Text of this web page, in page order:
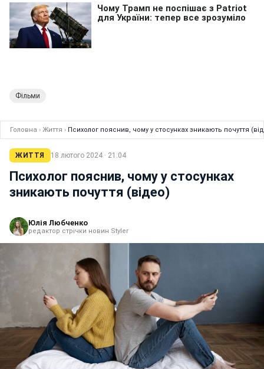
Фільми
Головна › Життя › Психолог пояснив, чому у стосунках зникають почуття
ЖИТТЯ 18 лютого 2024 · 21:04
Психолог пояснив, чому у стосунках
зникають почуття (відео)
Юлія Любченко
редактор стрічки новин Styler